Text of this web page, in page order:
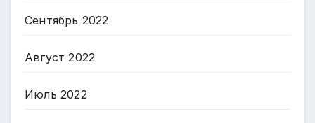
Сентябрь 2022
Август 2022
Июль 2022